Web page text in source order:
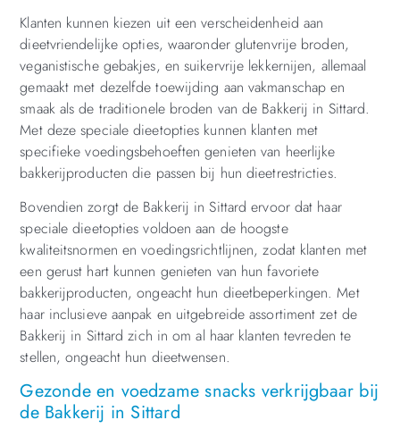
Klanten kunnen kiezen uit een verscheidenheid aan
dieetvriendelijke opties, waaronder glutenvrije broden,
veganistische gebakjes, en suikervrije lekkernijen, allemaal
gemaakt met dezelfde toewijding aan vakmanschap en
smaak als de traditionele broden van de Bakkerij in Sittard.
Met deze speciale dieetopties kunnen klanten met
specifieke voedingsbehoeften genieten van heerlijke
bakkerijproducten die passen bij hun dieetrestricties.
Bovendien zorgt de Bakkerij in Sittard ervoor dat haar
speciale dieetopties voldoen aan de hoogste
kwaliteitsnormen en voedingsrichtlijnen, zodat klanten met
een gerust hart kunnen genieten van hun favoriete
bakkerijproducten, ongeacht hun dieetbeperkingen. Met
haar inclusieve aanpak en uitgebreide assortiment zet de
Bakkerij in Sittard zich in om al haar klanten tevreden te
stellen, ongeacht hun dieetwensen.
Gezonde en voedzame snacks verkrijgbaar bij
de Bakkerij in Sittard